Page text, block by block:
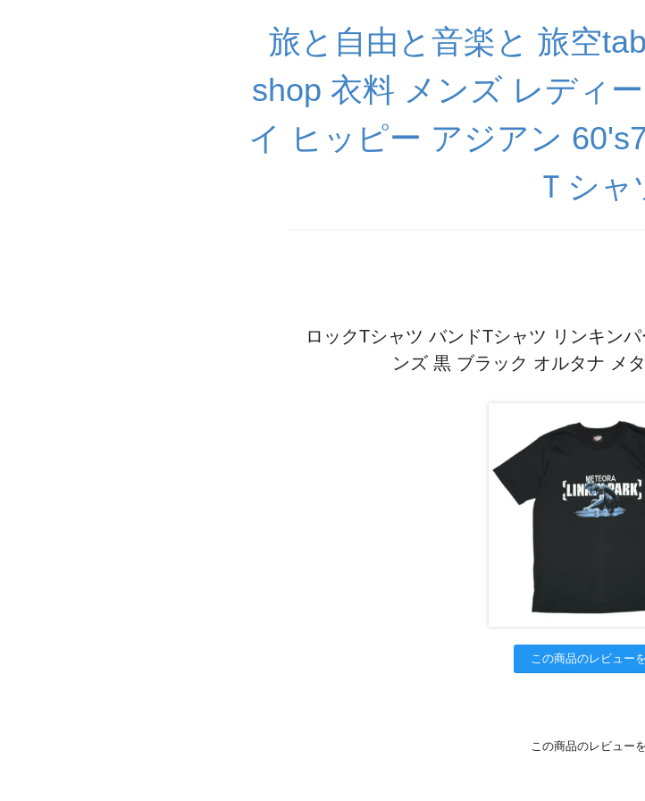
旅と自由と音楽と 旅空
shop 衣料 メンズ レディ
イ ヒッピー アジアン
Ｔシャ
ロックTシャツ バンドTシャツ リンキン
ンズ 黒 ブラック オルタナ メ
この商品のレビュー
この商品のレビュー